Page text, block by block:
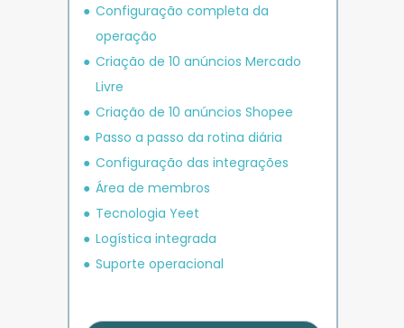
Configuração completa da
operação
Criação de 10 anúncios Mercado
Livre
Criação de 10 anúncios Shopee
Passo a passo da rotina diária
Configuração das integrações
Área de membros
Tecnologia Yeet
Logística integrada
Suporte operacional